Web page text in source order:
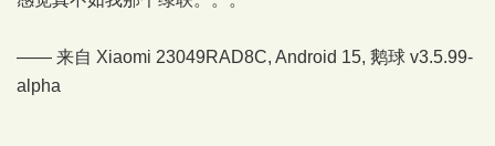
—— 来自 Xiaomi 23049RAD8C, Android 15, 鹅球 v3.5.99-
alpha